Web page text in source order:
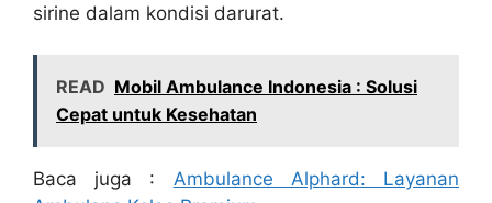
sirine dalam kondisi darurat.
READ Mobil Ambulance Indonesia : Solusi
Cepat untuk Kesehatan
Baca juga : Ambulance Alphard: Layanan